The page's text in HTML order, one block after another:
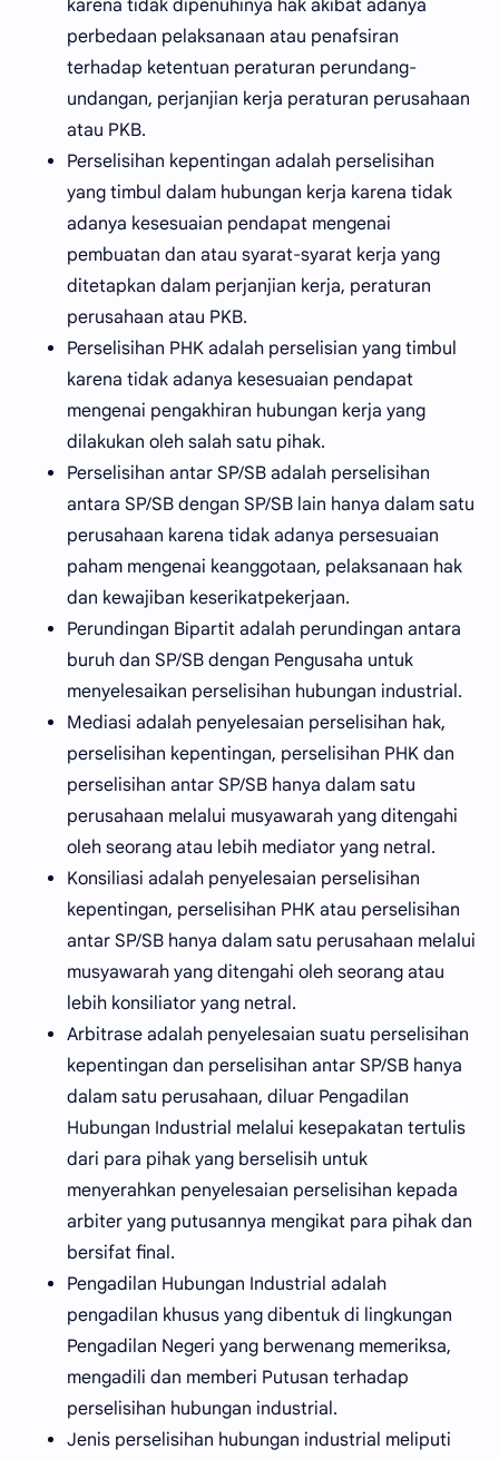
karena tidak dipenuhinya hak akibat adanya
perbedaan pelaksanaan atau penafsiran
terhadap ketentuan peraturan perundang-
undangan, perjanjian kerja peraturan perusahaan
atau PKB.
Perselisihan kepentingan adalah perselisihan
yang timbul dalam hubungan kerja karena tidak
adanya kesesuaian pendapat mengenai
pembuatan dan atau syarat-syarat kerja yang
ditetapkan dalam perjanjian kerja, peraturan
perusahaan atau PKB.
Perselisihan PHK adalah perselisian yang timbul
karena tidak adanya kesesuaian pendapat
mengenai pengakhiran hubungan kerja yang
dilakukan oleh salah satu pihak.
Perselisihan antar SP/SB adalah perselisihan
antara SP/SB dengan SP/SB lain hanya dalam satu
perusahaan karena tidak adanya persesuaian
paham mengenai keanggotaan, pelaksanaan hak
dan kewajiban keserikatpekerjaan.
Perundingan Bipartit adalah perundingan antara
buruh dan SP/SB dengan Pengusaha untuk
menyelesaikan perselisihan hubungan industrial.
Mediasi adalah penyelesaian perselisihan hak,
perselisihan kepentingan, perselisihan PHK dan
perselisihan antar SP/SB hanya dalam satu
perusahaan melalui musyawarah yang ditengahi
oleh seorang atau lebih mediator yang netral.
Konsiliasi adalah penyelesaian perselisihan
kepentingan, perselisihan PHK atau perselisihan
antar SP/SB hanya dalam satu perusahaan melalui
musyawarah yang ditengahi oleh seorang atau
lebih konsiliator yang netral.
Arbitrase adalah penyelesaian suatu perselisihan
kepentingan dan perselisihan antar SP/SB hanya
dalam satu perusahaan, diluar Pengadilan
Hubungan Industrial melalui kesepakatan tertulis
dari para pihak yang berselisih untuk
menyerahkan penyelesaian perselisihan kepada
arbiter yang putusannya mengikat para pihak dan
bersifat final.
Pengadilan Hubungan Industrial adalah
pengadilan khusus yang dibentuk di lingkungan
Pengadilan Negeri yang berwenang memeriksa,
mengadili dan memberi Putusan terhadap
perselisihan hubungan industrial.
Jenis perselisihan hubungan industrial meliputi